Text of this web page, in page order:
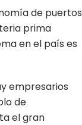
de puertos
prima
en el país es
empresarios
de
el gran